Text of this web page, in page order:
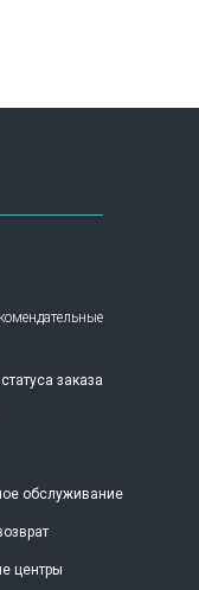
заказа
обслуживание
центры